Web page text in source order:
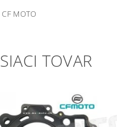
CF MOTO
TOVAR